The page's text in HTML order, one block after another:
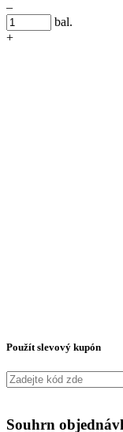
–
bal.
+
Použít slevový kupón
Souhrn